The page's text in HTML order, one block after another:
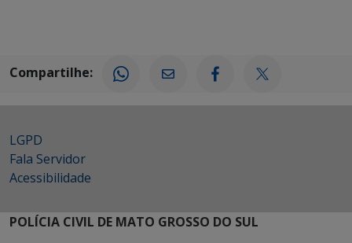
Compartilhe:
LGPD
Fala Servidor
Acessibilidade
POLÍCIA CIVIL DE MATO GROSSO DO SUL